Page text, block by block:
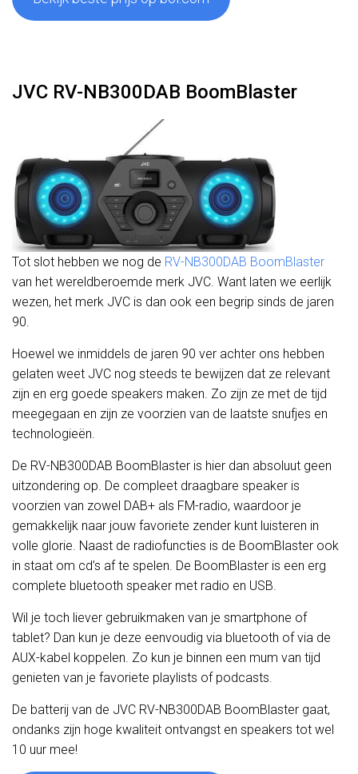
JVC RV-NB300DAB BoomBlaster
Tot slot hebben we nog de RV-NB300DAB BoomBlaster
van het wereldberoemde merk JVC. Want laten we eerlijk
wezen, het merk JVC is dan ook een begrip sinds de jaren
90.
Hoewel we inmiddels de jaren 90 ver achter ons hebben
gelaten weet JVC nog steeds te bewijzen dat ze relevant
zijn en erg goede speakers maken. Zo zijn ze met de tijd
meegegaan en zijn ze voorzien van de laatste snufjes en
technologieën.
De RV-NB300DAB BoomBlaster is hier dan absoluut geen
uitzondering op. De compleet draagbare speaker is
voorzien van zowel DAB+ als FM-radio, waardoor je
gemakkelijk naar jouw favoriete zender kunt luisteren in
volle glorie. Naast de radiofuncties is de BoomBlaster ook
in staat om cd’s af te spelen. De BoomBlaster is een erg
complete bluetooth speaker met radio en USB.
Wil je toch liever gebruikmaken van je smartphone of
tablet? Dan kun je deze eenvoudig via bluetooth of via de
AUX-kabel koppelen. Zo kun je binnen een mum van tijd
genieten van je favoriete playlists of podcasts.
De batterij van de JVC RV-NB300DAB BoomBlaster gaat,
ondanks zijn hoge kwaliteit ontvangst en speakers tot wel
10 uur mee!